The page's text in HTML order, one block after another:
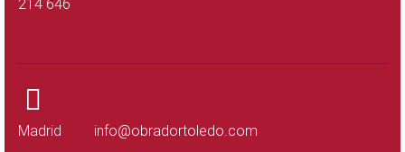
214 646
Madrid info@obradortoledo.com